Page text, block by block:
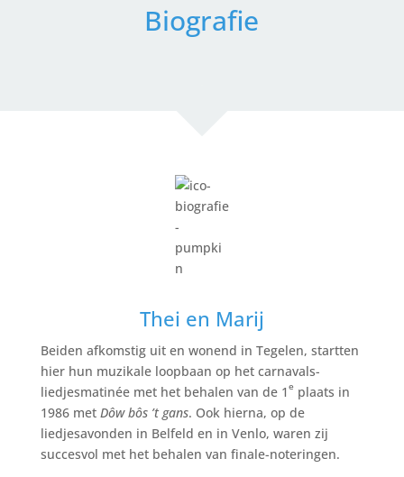
t
e
l
a
t
e
Biografie
Thei en Marij
Beiden afkomstig uit en wonend in Tegelen, startten
hier hun muzikale loopbaan op het carnavals-
liedjesmatinée met het behalen van de 1 eplaats in
1986 met Dôw bôs ’t gans. Ook hierna, op de
liedjesavonden in Belfeld en in Venlo, waren zij
succesvol met het behalen van finale-noteringen.